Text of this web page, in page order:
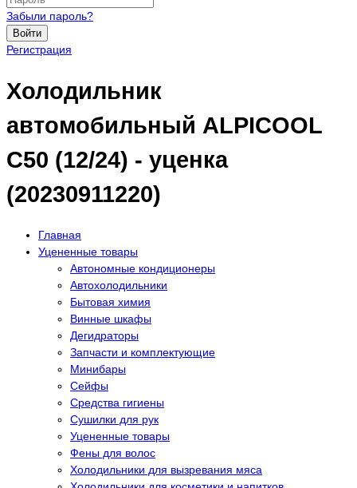
Забыли пароль?
Войти
Регистрация
Холодильник
автомобильный ALPICOOL
C50 (12/24) - уценка
(20230911220)
Главная
Уцененные товары
Автономные кондиционеры
Автохолодильники
Бытовая химия
Винные шкафы
Дегидраторы
Запчасти и комплектующие
Минибары
Сейфы
Средства гигиены
Сушилки для рук
Уцененные товары
Фены для волос
Холодильники для вызревания мяса